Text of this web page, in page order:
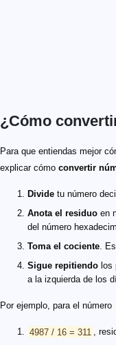
¿Cómo
Para que entiendas mejor
explicar cómo convertir
Divide tu número
Anota el residuo en
del número
Toma el cociente.
Sigue repitiendo los
a la izquierda de los
Por ejemplo, para el número
4987 / 16 = 311 ,